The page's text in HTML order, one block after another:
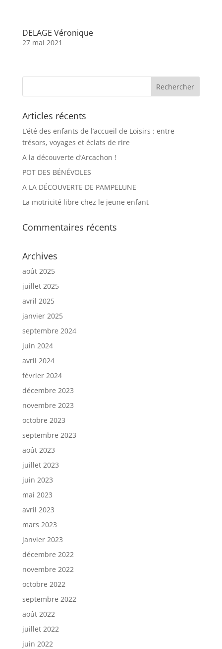
DELAGE Véronique
27 mai 2021
Articles récents
L’été des enfants de l’accueil de Loisirs : entre
trésors, voyages et éclats de rire
A la découverte d’Arcachon !
POT DES BÉNÉVOLES
A LA DÉCOUVERTE DE PAMPELUNE
La motricité libre chez le jeune enfant
Commentaires récents
Archives
août 2025
juillet 2025
avril 2025
janvier 2025
septembre 2024
juin 2024
avril 2024
février 2024
décembre 2023
novembre 2023
octobre 2023
septembre 2023
août 2023
juillet 2023
juin 2023
mai 2023
avril 2023
mars 2023
janvier 2023
décembre 2022
novembre 2022
octobre 2022
septembre 2022
août 2022
juillet 2022
juin 2022